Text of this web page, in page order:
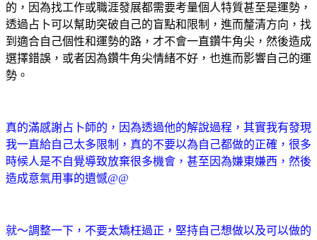
的，因為找工作或職涯發展都需要考量個人特質甚至是運勢，
透過占卜可以幫助突破自己的盲點和限制，進而釐清方向，找
到適合自己個性和運勢的路，才不會一直鑽牛角尖，然後造成
選擇錯誤，或者因為鑽牛角尖情緒不好，也進而影響自己的運
勢。
真的滿感謝占卜師的，因為透過他的解說過程，其實我有發現
我一直給自己太多限制，真的不要以為自己都做的正確，很多
時候人是不自覺導致放棄很多機會，甚至因為嫌東嫌西，然後
造成意氣用事的遺憾@@
就～調整一下，不要太矯枉過正，堅持自己想做以及可以做的